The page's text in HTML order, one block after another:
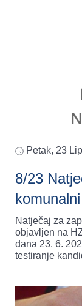
Petak, 23
8/23
Natječaj za
objavljen na
dana 23. 6. 2023.
testiranje